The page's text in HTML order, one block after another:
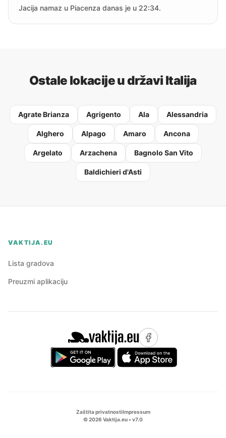
Jacija namaz u Piacenza danas je u 22:34.
Ostale lokacije u državi Italija
Agrate Brianza Agrigento Ala Alessandria
Alghero Alpago Amaro Ancona
Argelato Arzachena Bagnolo San Vito
Baldichieri d'Asti
VAKTIJA.EU
Lista gradova
Preuzmi aplikaciju
Zaštita privatnostiImpressum
©2026 Vaktija.eu • v7.0